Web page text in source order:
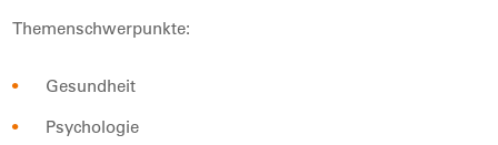
Themenschwerpunkte:
Gesundheit
Psychologie